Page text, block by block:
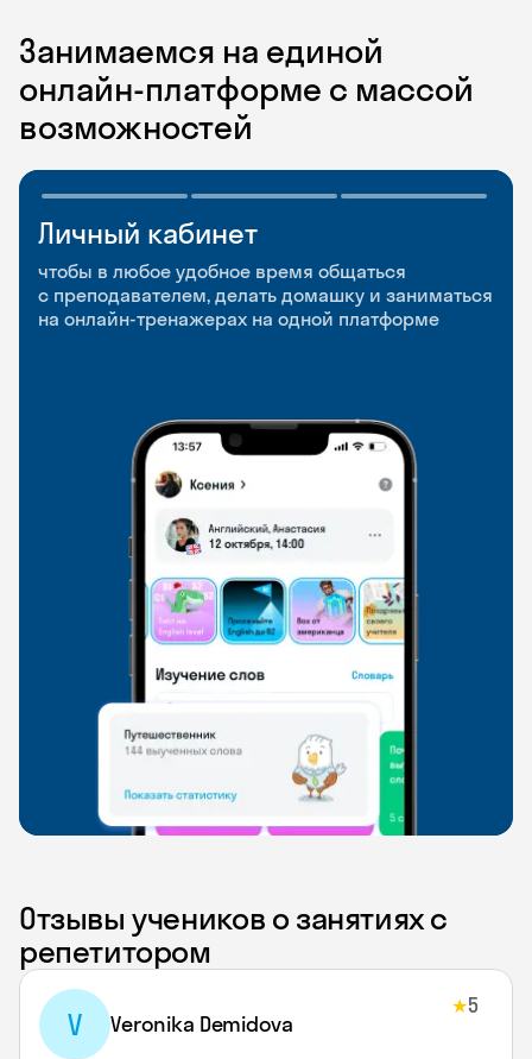
Занимаемся на единой
онлайн-платформе с массой
возможностей
Личный кабинет
чтобы в любое удобное время общаться
с преподавателем, делать домашку и заниматься
на онлайн-тренажерах на одной платформе
Мобильное
приложение
чтобы заниматься и изучать новые слова где
и когда удобно
Разговорные клубы
и Talks
Групповые занятия для разговорной практики
и индивидуальные встречи с преподавателями
Отзывы учеников о занятиях с
репетитором
V Veronika Demidova
★5